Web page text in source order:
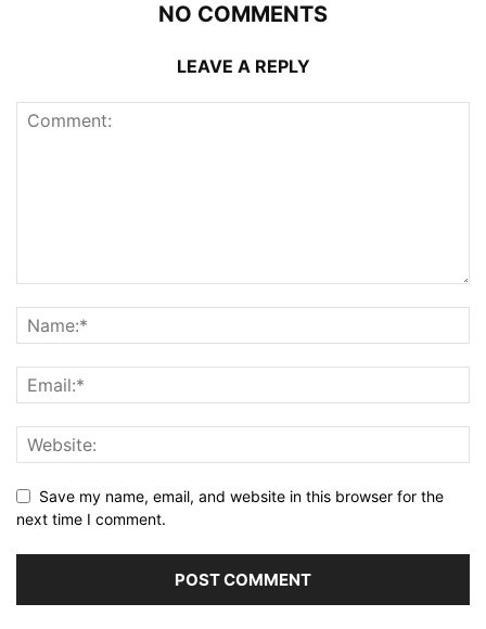
NO COMMENTS
LEAVE A REPLY
Save my name, email, and website in this browser for the
next time I comment.